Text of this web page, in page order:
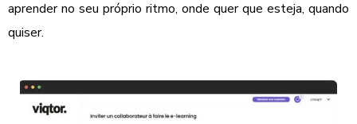
aprender no seu próprio ritmo, onde quer que esteja, quando
quiser.